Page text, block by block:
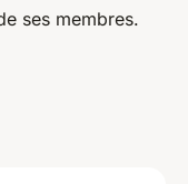
ses membres.